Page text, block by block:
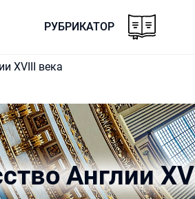
РУБРИКАТОР
XVIII века
Англии